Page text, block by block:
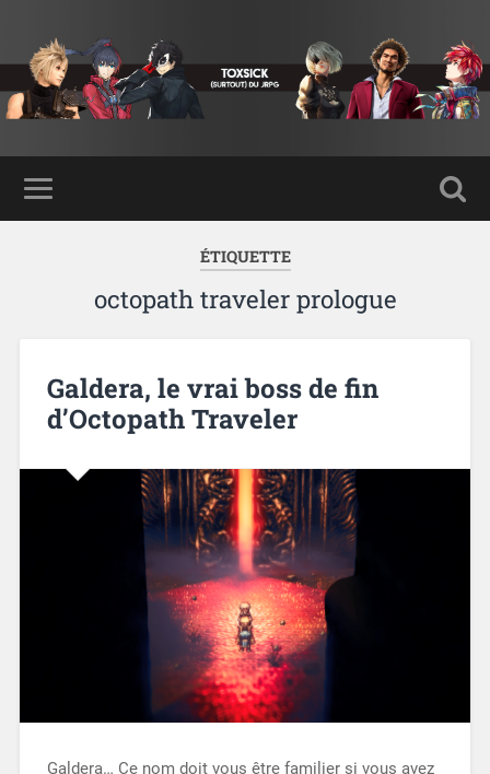
ÉTIQUETTE
octopath traveler prologue
Galdera, le vrai boss de fin
d’Octopath Traveler
Galdera… Ce nom doit vous être familier si vous avez